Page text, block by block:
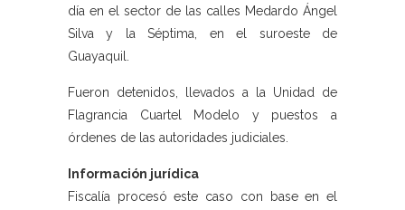
día en el sector de las calles Medardo Ángel
Silva y la Séptima, en el suroeste de
Guayaquil.
Fueron detenidos, llevados a la Unidad de
Flagrancia Cuartel Modelo y puestos a
órdenes de las autoridades judiciales.
Información jurídica
Fiscalía procesó este caso con base en el